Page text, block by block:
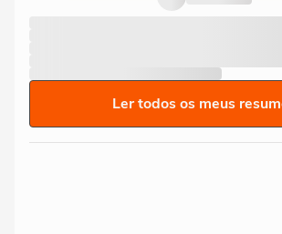
Ler todos os meus